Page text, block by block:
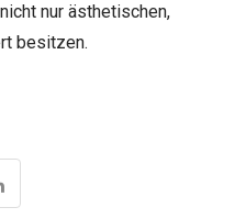
nur ästhetischen,
besitzen.